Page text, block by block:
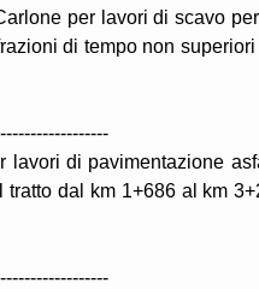
per lavori di scavo
di tempo non
di pavimentazione
dal km 1+686 al km